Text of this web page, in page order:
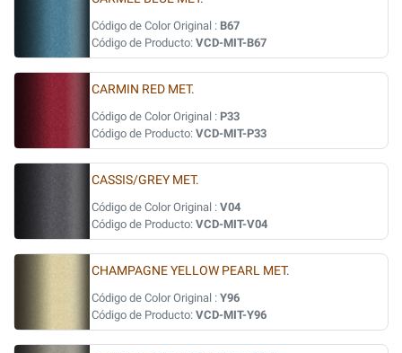
Código de Color Original : B67
Código de Producto: VCD-MIT-B67
CARMIN RED MET.
Código de Color Original : P33
Código de Producto: VCD-MIT-P33
CASSIS/GREY MET.
Código de Color Original : V04
Código de Producto: VCD-MIT-V04
CHAMPAGNE YELLOW PEARL MET.
Código de Color Original : Y96
Código de Producto: VCD-MIT-Y96